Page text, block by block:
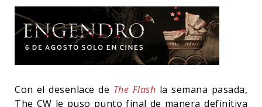
Con el desenlace de The Flash la semana pasada,
The CW le puso punto final de manera definitiva